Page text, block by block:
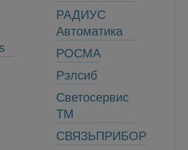
РАДИУС
Автоматика
РОСМА
Рэлсиб
Светосервис
ТМ
СВЯЗЬПРИБОР